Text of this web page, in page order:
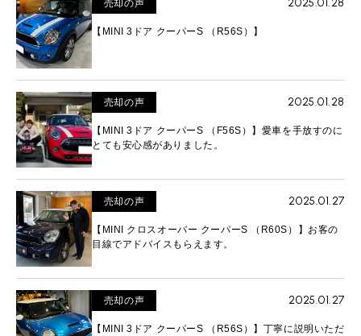
売却の声 2025.01.28
【MINI 3ドア クーパーS （R56S）】
売却の声 2025.01.28
【MINI 3ドア クーパーS （F56S）】愛車を手放すのに
とても安心感がありました。
売却の声 2025.01.27
【MINI クロスオーバー クーパーS （R60S）】お客の
目線でアドバイスもらえます。
売却の声 2025.01.27
【MINI 3ドア クーパーS （R56S）】丁寧に説明いただ